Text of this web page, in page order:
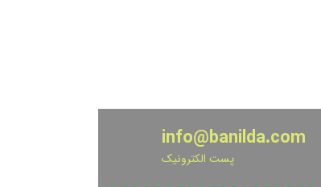
info@banilda.com
پست الکترونیک